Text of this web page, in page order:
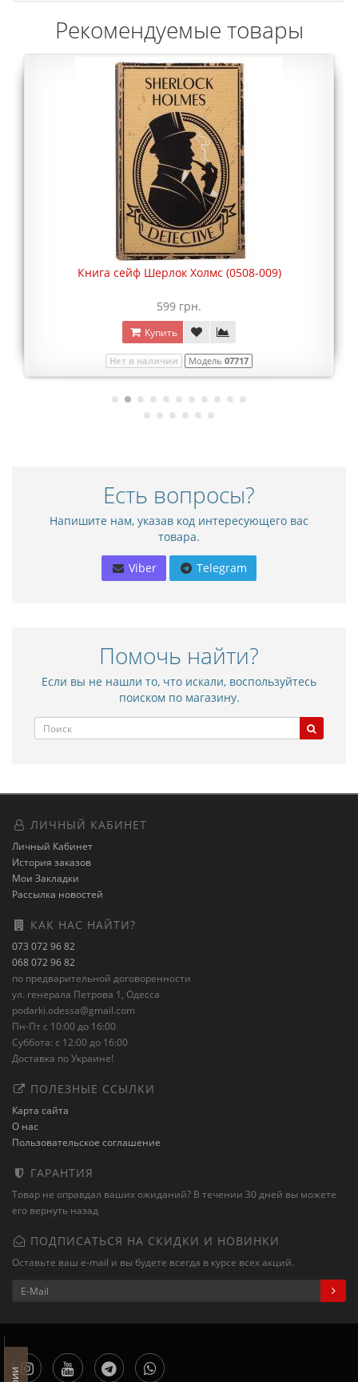
Рекомендуемые товары
Книга сейф Шерлок Холмс (0508-009)
599 грн.
Купить
Нет в наличии Модель 07717
Есть вопросы?
Напишите нам, указав код интересующего вас
товара.
Viber Telegram
Помочь найти?
Если вы не нашли то, что искали, воспользуйтесь
поиском по магазину.
ЛИЧНЫЙ КАБИНЕТ
Личный Кабинет
История заказов
Мои Закладки
Рассылка новостей
КАК НАС НАЙТИ?
073 072 96 82
068 072 96 82
по предварительной договоренности
ул. генерала Петрова 1, Одесса
podarki.odessa@gmail.com
Пн-Пт с 10:00 до 16:00
Суббота: с 12:00 до 16:00
Доставка по Украине!
ПОЛЕЗНЫЕ ССЫЛКИ
Карта сайта
О нас
Пользовательское соглашение
ГАРАНТИЯ
Товар не оправдал ваших ожиданий? В течении 30 дней вы можете
его вернуть назад
ПОДПИСАТЬСЯ НА СКИДКИ И НОВИНКИ
Оставьте ваш e-mail и вы будете всегда в курсе всех акций.